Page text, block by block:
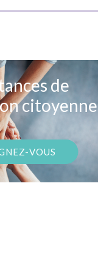
de
citoyenne
VOUS